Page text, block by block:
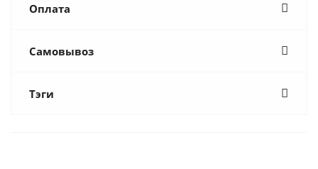
Оплата
Самовывоз
Тэги